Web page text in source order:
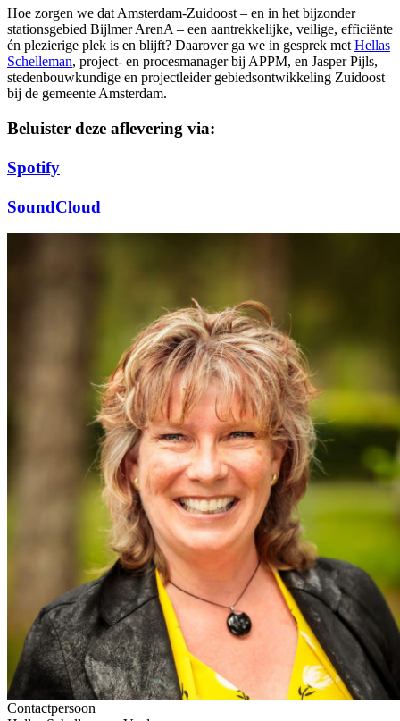
Hoe zorgen we dat Amsterdam-Zuidoost – en in het bijzonder
stationsgebied Bijlmer ArenA – een aantrekkelijke, veilige, efficiënte
én plezierige plek is en blijft? Daarover ga we in gesprek met Hellas
Schelleman, project- en procesmanager bij APPM, en Jasper Pijls,
stedenbouwkundige en projectleider gebiedsontwikkeling Zuidoost
bij de gemeente Amsterdam.
Beluister deze aflevering via:
Spotify
SoundCloud
Contactpersoon